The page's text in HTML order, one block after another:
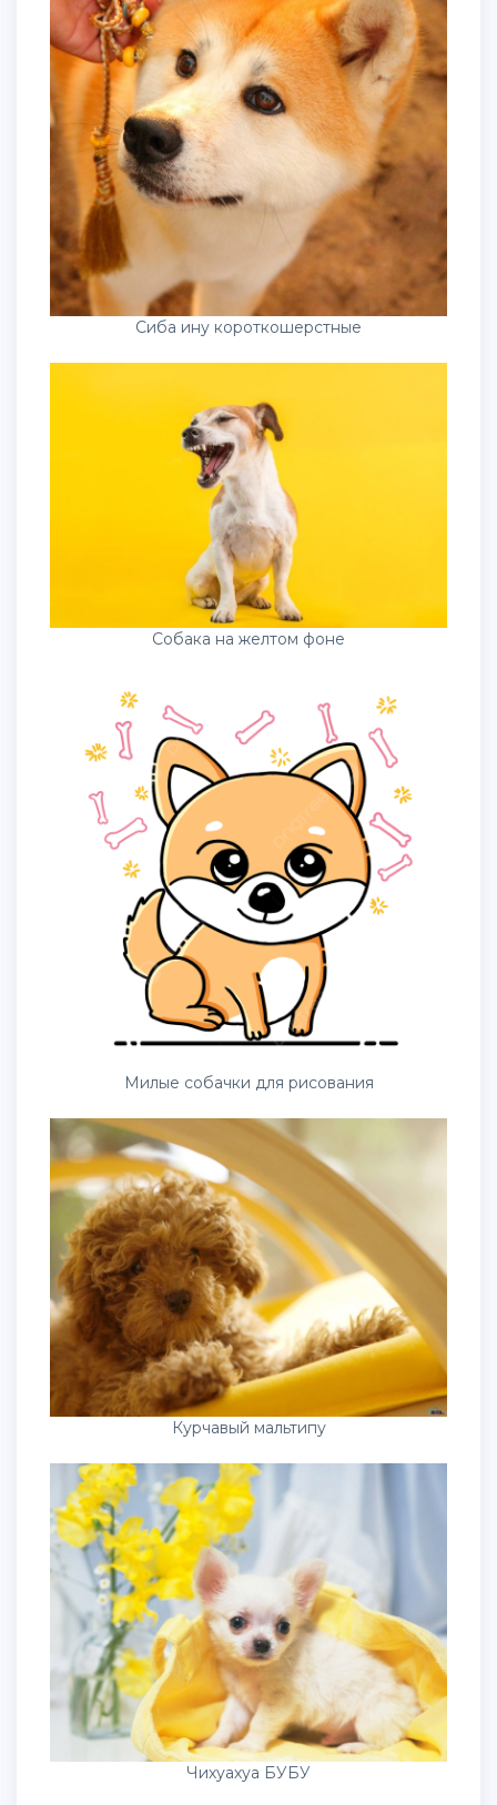
Сиба ину короткошерстные
Собака на желтом фоне
Милые собачки для рисования
Курчавый мальтипу
Чихуахуа БУБУ